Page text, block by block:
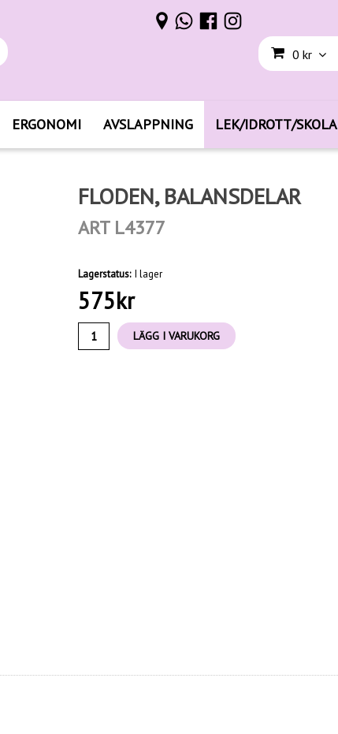
0 kr
ERGONOMI AVSLAPPNING LEK/IDROTT/SKOLA
FLODEN, BALANSDELAR
ART L4377
Lagerstatus: I lager
575kr
LÄGG I VARUKORG